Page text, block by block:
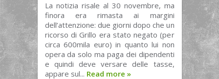
La notizia risale al 30 novembre, ma
finora era rimasta ai margini
dell’attenzione: due giorni dopo che un
ricorso di Grillo era stato negato (per
circa 600mila euro) in quanto lui non
opera da solo ma paga dei dipendenti
e quindi deve versare delle tasse,
appare sul... Read more »